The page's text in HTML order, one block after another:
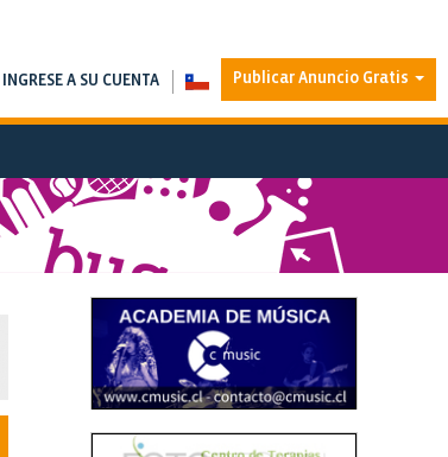
Publicar Anuncio Gratis
INGRESE A SU CUENTA